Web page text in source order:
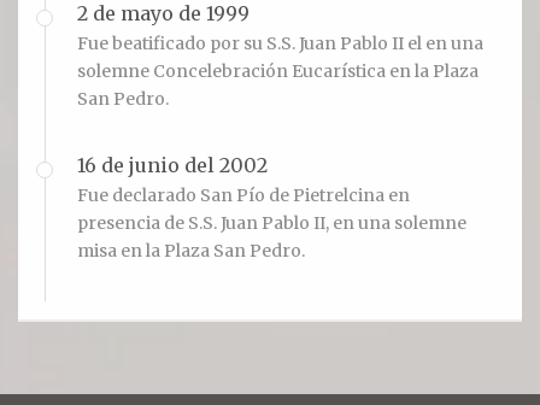
2 de mayo de 1999
Fue beatificado por su S.S. Juan Pablo II el en una
solemne Concelebración Eucarística en la Plaza
San Pedro.
16 de junio del 2002
Fue declarado San Pío de Pietrelcina en
presencia de S.S. Juan Pablo II, en una solemne
misa en la Plaza San Pedro.